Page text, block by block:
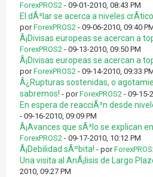
ForexPROS2 - 09-01-2010, 08:43 PM
El dÃ³lar se acerca a niveles
porForexPROS2 - 09-06-2010, 09:40
Â¡Divisas europeas se acercan a
ForexPROS2 - 09-13-2010, 09:50 PM
Â¡Divisas europeas se acercan a
porForexPROS2 - 09-14-2010, 09:33
Â¿Rupturas sostenidas, o
sabremos! - porForexPROS2 - 09-15-
En espera de reacciÃ³n desde
- 09-16-2010, 09:09 PM
Â¡Avances que sÃ³lo se explican
ForexPROS2 - 09-17-2010, 10:12 PM
Â¡Debilidad sÃºbita! - por
Una visita al AnÃ¡lisis de Largo
2010, 09:27 PM